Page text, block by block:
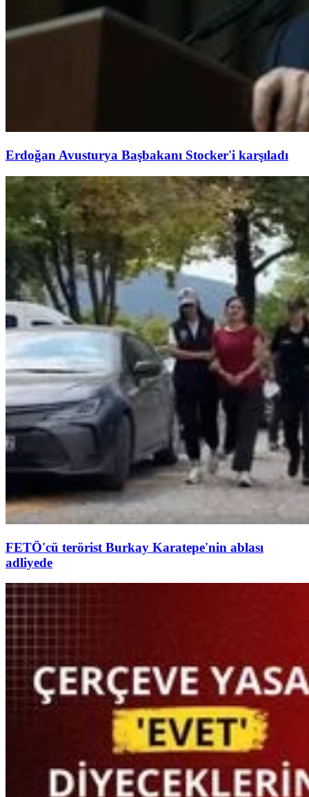
Erdoğan Avusturya Başbakanı Stocker'i karşıladı
FETÖ'cü terörist Burkay Karatepe'nin ablası
adliyede